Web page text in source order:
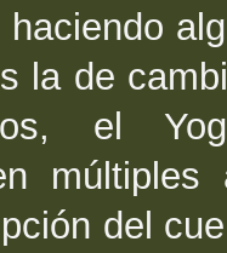
la de
el
del